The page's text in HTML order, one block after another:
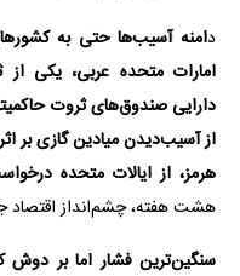
دامنه آسیب‌ها حتی به
امارات متحده عربی، یکی
دارایی صندوق‌های ثروت
از آسیب‌دیدن میادین گازی بر
هرمز، از ایالات متحده
هشت هفته، چشم‌انداز اقتصاد
سنگین‌ترین فشار اما بر دوش